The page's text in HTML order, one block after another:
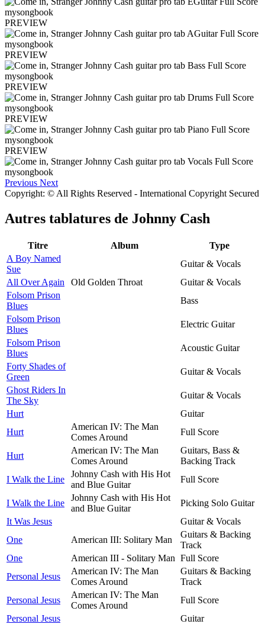
PREVIEW
PREVIEW
PREVIEW
PREVIEW
PREVIEW
Previous Next
Copyright: © All Rights Reserved - International Copyright Secured
Autres tablatures de Johnny Cash
Titre Album
Type
A Boy Named
Sue
Guitar & Vocals
All Over Again
Old Golden Throat
Guitar & Vocals
Folsom Prison
Blues
Bass
Folsom Prison
Blues
Electric Guitar
Folsom Prison
Blues
Acoustic Guitar
Forty Shades of
Green
Guitar & Vocals
Ghost Riders In
The Sky
Guitar & Vocals
Hurt
Guitar
Hurt
American IV: The Man
Comes Around
Full Score
Hurt
American IV: The Man
Comes Around
Guitars, Bass &
Backing Track
I Walk the Line
Johnny Cash with His Hot
and Blue Guitar
Full Score
I Walk the Line
Johnny Cash with His Hot
and Blue Guitar
Picking Solo Guitar
It Was Jesus
Guitar & Vocals
One
American III: Solitary Man
Guitars & Backing
Track
One
American III - Solitary Man Full Score
Personal Jesus
American IV: The Man
Comes Around
Guitars & Backing
Track
Personal Jesus
American IV: The Man
Comes Around
Full Score
Personal Jesus
Guitar